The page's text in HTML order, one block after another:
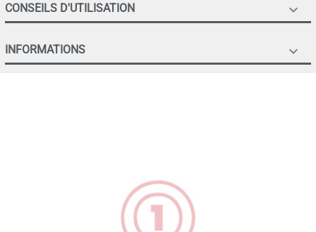
CONSEILS D'UTILISATION 
INFORMATIONS 